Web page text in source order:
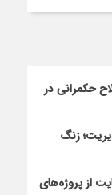
حکمرانی در
زنگ
از پروژه‌های